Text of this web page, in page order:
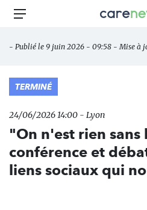
Aller
principal
Carenews,
des
Menu
- Publié le 9 juin 2026 - 09:58 - Mise à
TERMINÉ
24/06/2026 14:00 - Lyon
"On n'est rien sans
conférence et
liens sociaux qui